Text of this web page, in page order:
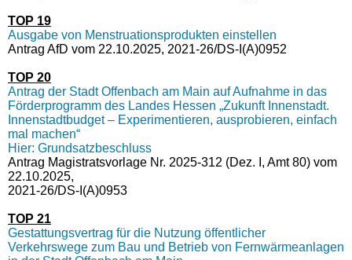
TOP 19
Ausgabe von Menstruationsprodukten einstellen
Antrag AfD vom 22.10.2025, 2021-26/DS-I(A)0952
TOP 20
Antrag der Stadt Offenbach am Main auf Aufnahme in das
Förderprogramm des Landes Hessen „Zukunft Innenstadt.
Innenstadtbudget – Experimentieren, ausprobieren, einfach
mal machen“
Hier: Grundsatzbeschluss
Antrag Magistratsvorlage Nr. 2025-312 (Dez. I, Amt 80) vom
22.10.2025,
2021-26/DS-I(A)0953
TOP 21
Gestattungsvertrag für die Nutzung öffentlicher
Verkehrswege zum Bau und Betrieb von Fernwärmeanlagen